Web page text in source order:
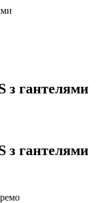
з гантелями
з гантелями